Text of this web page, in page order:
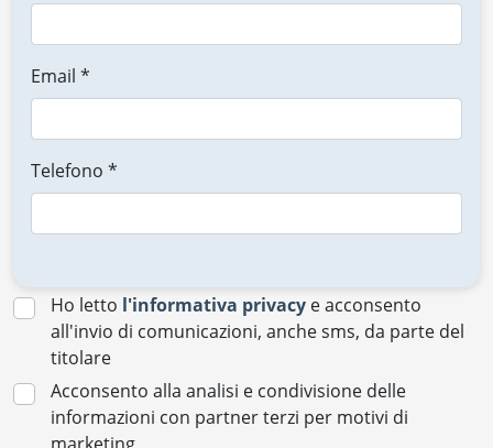
Email *
Telefono *
Ho letto l'informativa privacy e acconsento
all'invio di comunicazioni, anche sms, da parte del
titolare
Acconsento alla analisi e condivisione delle
informazioni con partner terzi per motivi di